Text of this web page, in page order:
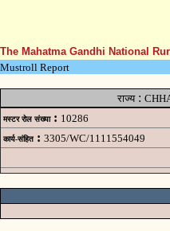
The Mahatma Gandhi National
Mustroll Report
राज्य:
मस्टर रोल संख्या : 10286
कार्य-संहित : 3305/WC/1111554049